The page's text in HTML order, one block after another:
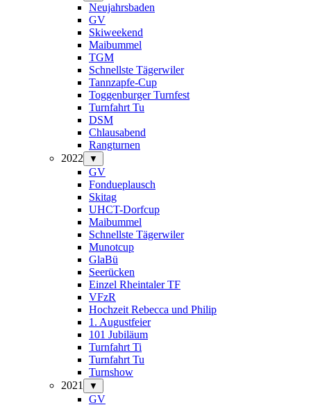
Neujahrsbaden
GV
Skiweekend
Maibummel
TGM
Schnellste Tägerwiler
Tannzapfe-Cup
Toggenburger Turnfest
Turnfahrt Tu
DSM
Chlausabend
Rangturnen
2022
▼
GV
Fondueplausch
Skitag
UHCT-Dorfcup
Maibummel
Schnellste Tägerwiler
Munotcup
GlaBü
Seerücken
Einzel Rheintaler TF
VFzR
Hochzeit Rebecca und Philip
1. Augustfeier
101 Jubiläum
Turnfahrt Ti
Turnfahrt Tu
Turnshow
2021
▼
GV